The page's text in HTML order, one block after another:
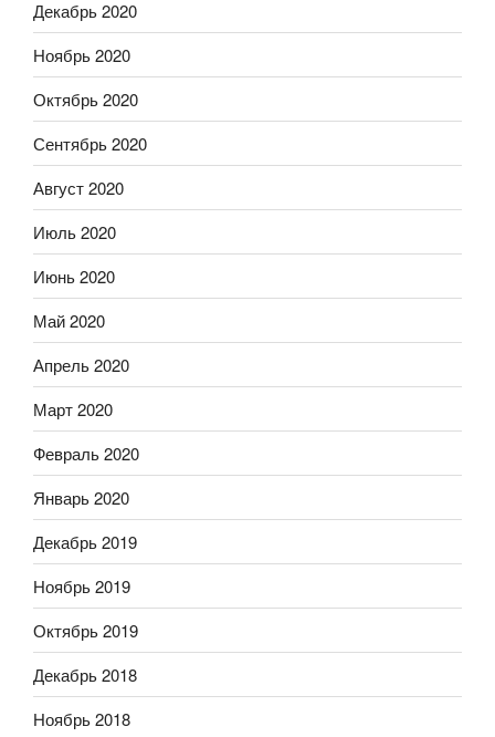
Декабрь 2020
Ноябрь 2020
Октябрь 2020
Сентябрь 2020
Август 2020
Июль 2020
Июнь 2020
Май 2020
Апрель 2020
Март 2020
Февраль 2020
Январь 2020
Декабрь 2019
Ноябрь 2019
Октябрь 2019
Декабрь 2018
Ноябрь 2018